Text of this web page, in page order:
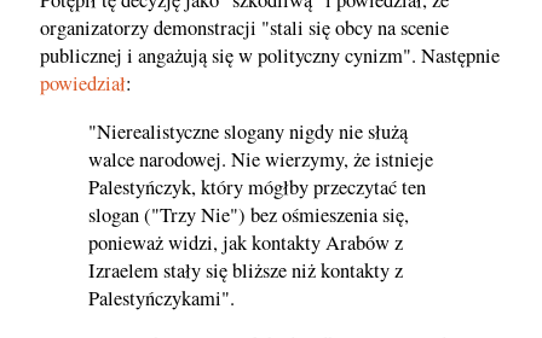
organizatorzy demonstracji "stali się obcy na scenie
publicznej i angażują się w polityczny cynizm". Następnie
powiedział:
"Nierealistyczne slogany nigdy nie służą
walce narodowej. Nie wierzymy, że istnieje
Palestyńczyk, który mógłby przeczytać ten
slogan ("Trzy Nie") bez ośmieszenia się,
ponieważ widzi, jak kontakty Arabów z
Izraelem stały się bliższe niż kontakty z
Palestyńczykami".